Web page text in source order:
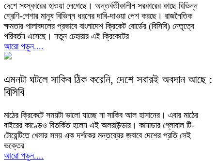
দেশে সংস্কারের হাওয়া লেগেছে। অন্তর্বর্তীকালীন সরকারের কাছে বিভিন্ন
শ্রেণি-পেশার মানুষ বিভিন্ন ধরনের দাবি-দাওয়া পেশ করছে। রাজনৈতিক
ক্ষমতার পালাবদলের প্রভাবে বাংলাদেশ ক্রিকেট বোর্ডের (বিসিবি) নেতৃত্বে
পরিবর্তন এসেছে। নতুন চেহারার এই ক্রিকেটের
আরো পড়ুন....
এমনটা ঘটলে সাকিব ঠিক করেনি, দেশে সবারই অবদান আছে :
বিসিবি
মাঠের ক্রিকেটে সময়টা ভালো যাচ্ছে না সাকিব আল হাসানের। এবার মাঠের
বাইরের কাণ্ডেও বিতর্কিত হলেন এই অলরাউন্ডার। কানাডার গ্লোবাল টি-
টোয়েন্টিতে খেলার সময় এক দর্শকের মন্তব্যের জবাবে দেশের প্রতি সেই
ভক্তের
আরো পড়ুন....